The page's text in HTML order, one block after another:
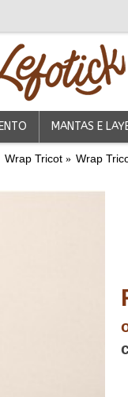
MANTAS E
Wrap Tricot Wrap